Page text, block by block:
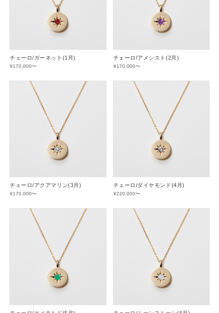
チェーロ/ガーネット(1月)
¥170,000〜
チェーロ/アメシスト(2月)
¥170,000〜
チェーロ/アクアマリン(3月)
¥170,000〜
チェーロ/ダイヤモンド(4月)
¥220,000〜